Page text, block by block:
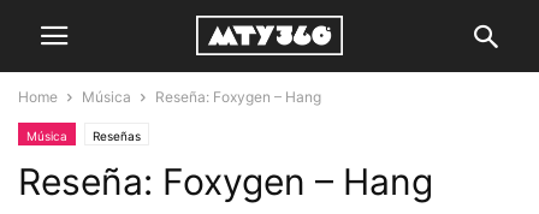
Home Música Reseña: Foxygen – Hang
Música Reseñas
Reseña: Foxygen – Hang